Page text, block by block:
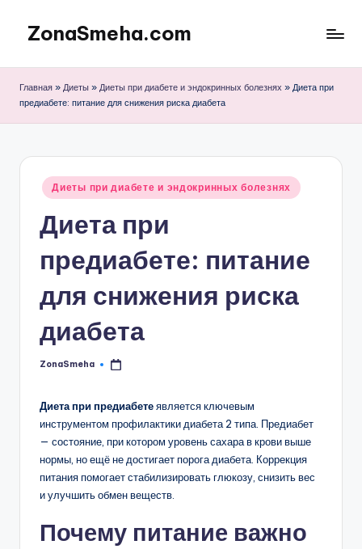
Перейти
содержимому
ZonaSmeha.com
Правильное
Главная » Диеты » Диеты при диабете и эндокринных болезнях » Диета при
предиабете: питание для снижения риска диабета
Опубликовано
Диеты при диабете и эндокринных болезнях
Диета при
предиабете: питание
для снижения риска
диабета
Запись
ZonaSmeha
Диета при предиабетеявляется ключевым
инструментом профилактики диабета 2 типа. Предиабет
— состояние, при котором уровень сахара в крови выше
нормы, но ещё не достигает порога диабета. Коррекция
питания помогает стабилизировать глюкозу, снизить вес
и улучшить обмен веществ.
Почему питание важно